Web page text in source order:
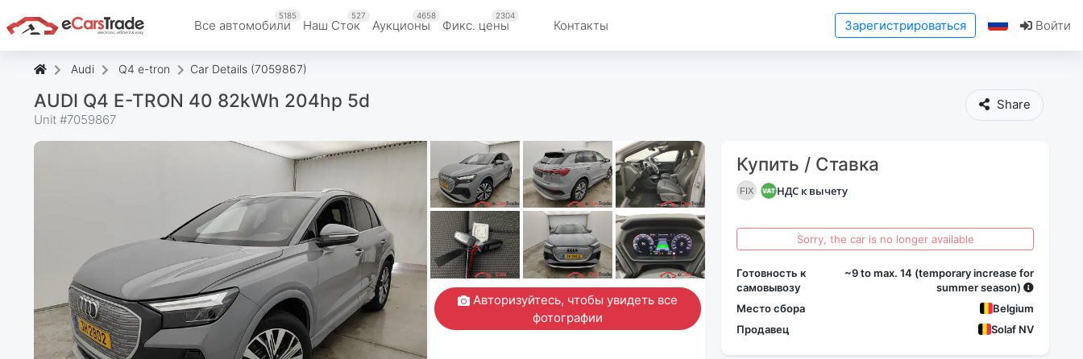
Все автомобили
5185
Наш Cток
527
Аукционы
4658
Фикс. цены
2304
Контакты Зарегистрироваться Войти
Audi Q4 e-tron Car Details (7059867)
AUDI Q4 E-TRON 40 82kWh 204hp 5d
Unit #7059867
Share
Купить / Ставка
FIX НДС к вычету
Sorry, the car is no longer available
Готовность к
самовывозу
~9 to max. 14 (temporary increase for
summer season)
Место сбора
Belgium
Продавец
Solaf NV
Авторизуйтесь, чтобы увидеть все
фотографии